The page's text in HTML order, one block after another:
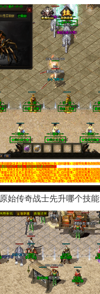
原始传奇战士先升哪个技能